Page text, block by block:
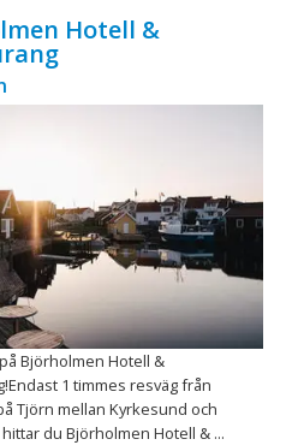
Hotell &
Björholmen Hotell &
1 timmes resväg från
Tjörn mellan Kyrkesund och
du Björholmen Hotell & ...